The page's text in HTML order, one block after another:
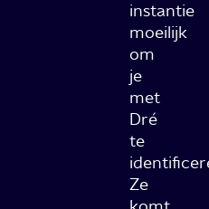
instantie
moeilijk
om
je
met
Dré
te
Ze